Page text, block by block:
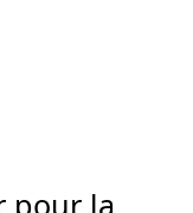
pour la